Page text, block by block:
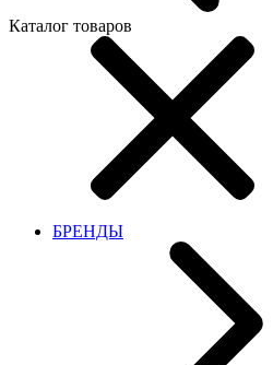
Каталог товаров
БРЕНДЫ